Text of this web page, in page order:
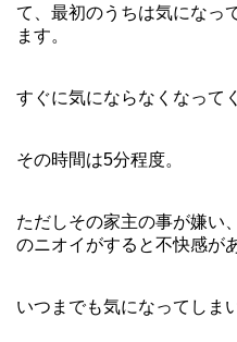
て、最初のうちは気になっ
ます。
すぐに気にならなくなって
その時間は5分程度。
ただしその家主の事が嫌い
のニオイがすると不快感が
いつまでも気になってしま